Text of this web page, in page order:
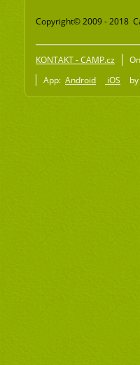
Copyright© 2009 - 2018
KONTAKT - CAMP.cz
App: Android iOS by